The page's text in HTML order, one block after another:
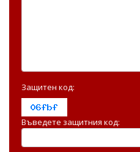
Защитен код:
Въведете защитния код: